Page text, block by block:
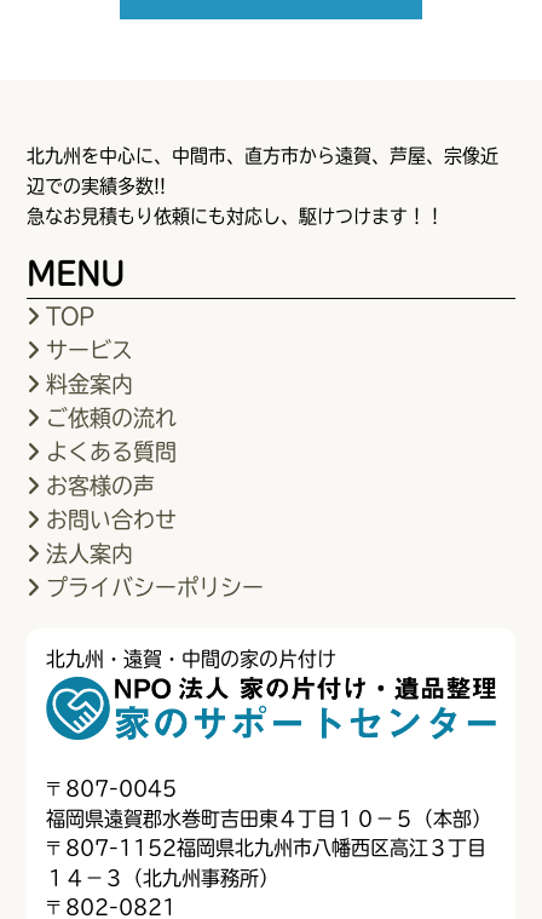
北九州・遠賀・中間の家の片付け
〒 807-0045
福岡県遠賀郡水巻町吉田東４丁目１０−５（本部）
〒 807-1152福岡県北九州市八幡西区高江３丁目
１４−３（北九州事務所）
〒 802-0821
北九州を中心に、中間市、直方市から遠賀、芦屋、宗像近
辺での実績多数!!
急なお見積もり依頼にも対応し、駆けつけます！！
MENU
TOP
サービス
料金案内
ご依頼の流れ
よくある質問
お客様の声
お問い合わせ
法人案内
プライバシーポリシー